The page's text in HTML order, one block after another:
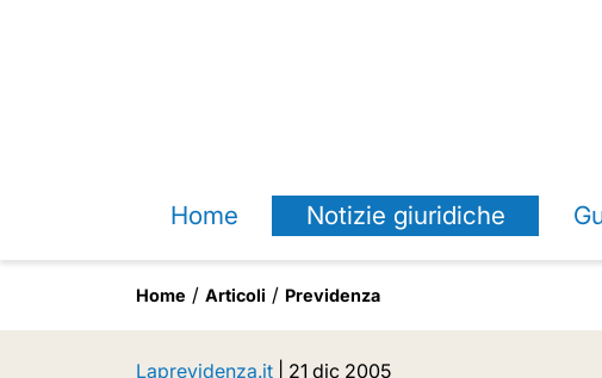
Home Notizie giuridiche
Home Articoli Previdenza
Laprevidenza.it 21 dic 2005